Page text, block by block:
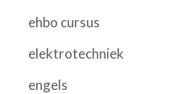
ehbo cursus
elektrotechniek
engels